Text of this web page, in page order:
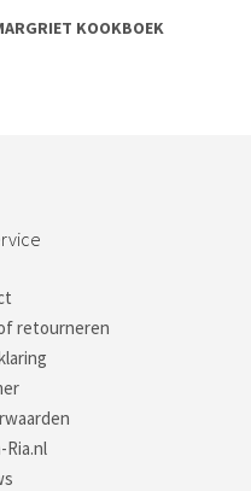
KOOKBOEK
retourneren
Ria.nl